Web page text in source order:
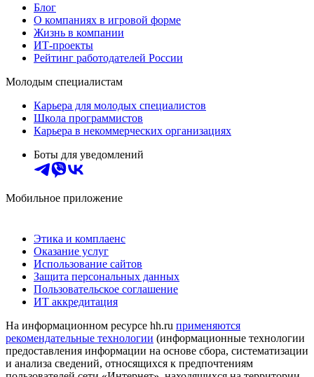
Блог
О компаниях в игровой форме
Жизнь в компании
ИТ-проекты
Рейтинг работодателей России
Молодым специалистам
Карьера для молодых специалистов
Школа программистов
Карьера в некоммерческих организациях
Боты для уведомлений
Мобильное приложение
Этика и комплаенс
Оказание услуг
Использование сайтов
Защита персональных данных
Пользовательское соглашение
ИТ аккредитация
На информационном ресурсе hh.ru применяются
рекомендательные технологии (информационные технологии
предоставления информации на основе сбора, систематизации
и анализа сведений, относящихся к предпочтениям